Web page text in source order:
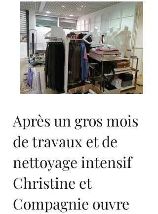
Après un gros mois
de travaux et de
nettoyage intensif
Christine et
Compagnie ouvre